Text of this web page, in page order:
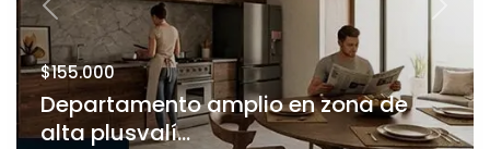
Previous
$155.000
Departamento amplio en zona de
alta plusvalí...